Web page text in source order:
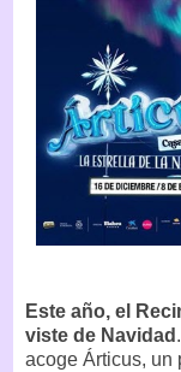
Este año, el
viste de Navidad
acoge Árticus, un